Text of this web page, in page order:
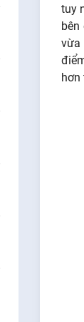
tuy
bên
vừa
hơn